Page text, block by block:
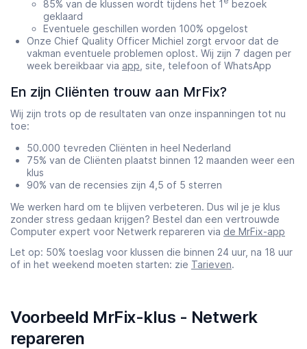
85% van de klussen wordt tijdens het 1
bezoek
geklaard
Eventuele geschillen worden 100% opgelost
Onze Chief Quality Officer Michiel zorgt ervoor dat de
vakman eventuele problemen oplost. Wij zijn 7 dagen per
week bereikbaar via app , site, telefoon of WhatsApp
En zijn Cliënten trouw aan MrFix?
Wij zijn trots op de resultaten van onze inspanningen tot nu
toe:
50.000 tevreden Cliënten in heel Nederland
75% van de Cliënten plaatst binnen 12 maanden weer een
klus
90% van de recensies zijn 4,5 of 5 sterren
We werken hard om te blijven verbeteren. Dus wil je je klus
zonder stress gedaan krijgen? Bestel dan een vertrouwde
Computer expert voor Netwerk repareren via de MrFix-app
Let op: 50% toeslag voor klussen die binnen 24 uur, na 18 uur
of in het weekend moeten starten: zie Tarieven.
Voorbeeld MrFix-klus - Netwerk
repareren